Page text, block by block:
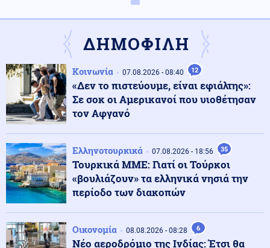
Αλεξανδρούπολη: Ανασύρθηκε 77χρονος χωρίς τις
αισθήσεις του από πηγάδι στην Παλαγιά
Στρατός Ξηράς 08.08.2026 - 21:16
Δύο νέοι ξενώνες παραδόθηκαν σήμερα στις Ένοπλες
Δυνάμεις στη νήσο Ρω
Πολιτική 08.08.2026 - 21:11
ΕΛ.Α.Σ. για πυρκαγιές: Κρίσιμα ερωτήματα για την
αποτελεσματικότητα της κυβερνητικής πολιτικής
πρόληψης
Ελληνοτουρκικά
ΕΚΤΑΚΤΟ!! «Πληροφορία βόμβα»: «Η Τουρκία θα
αναπτύξει μια μοίρα μαχητικών αεροσκαφών στη
Σαουδική Αραβία»
ΔΗΜΟΦΙΛΗ
Κοινωνία 07.08.2026 - 08:40 12
«Δεν το πιστεύουμε, είναι εφιάλτης»:
Σε σοκ οι Αμερικανοί που υιοθέτησαν
τον Αφγανό
Ελληνοτουρκικά 07.08.2026 - 18:56 35
Τουρκικά ΜΜΕ: Γιατί οι Τούρκοι
«βουλιάζουν» τα ελληνικά νησιά την
περίοδο των διακοπών
Οικονομία 08.08.2026 - 08:28 6
Νέο αεροδρόμιο της Ινδίας: Έτσι θα